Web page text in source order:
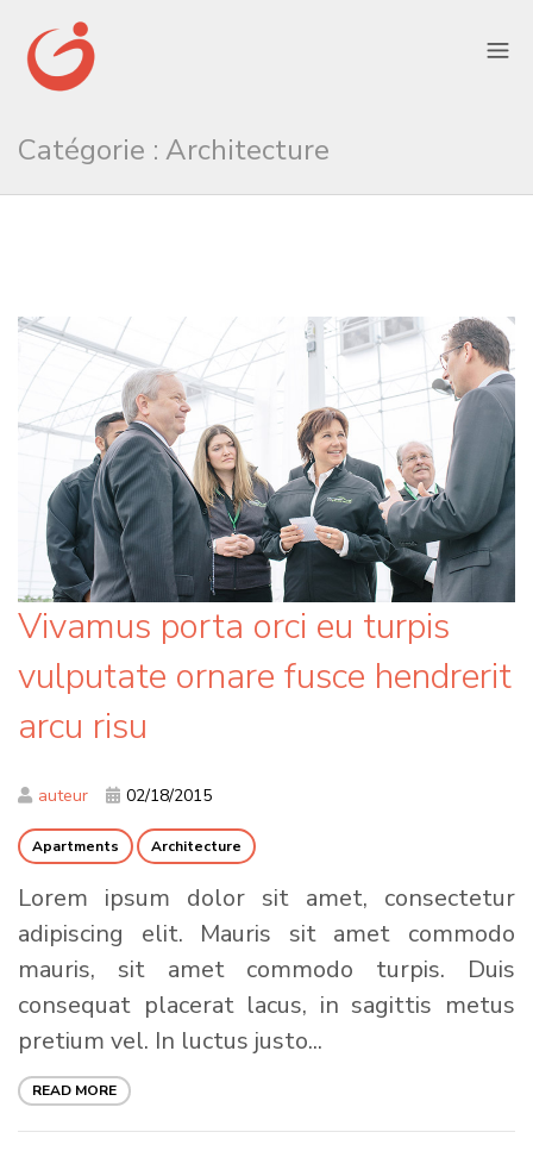
Catégorie : Architecture
Vivamus porta orci eu turpis
vulputate ornare fusce hendrerit
arcu risu
auteur 02/18/2015
Apartments Architecture
Lorem ipsum dolor sit amet, consectetur
adipiscing elit. Mauris sit amet commodo
mauris, sit amet commodo turpis. Duis
consequat placerat lacus, in sagittis metus
pretium vel. In luctus justo...
READ MORE